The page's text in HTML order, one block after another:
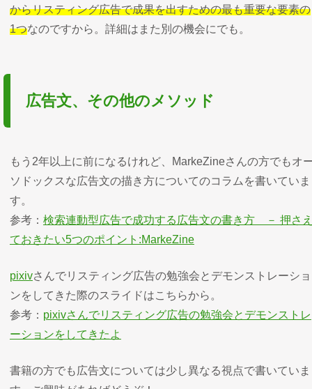
からリスティング広告で成果を出すための最も重要な要素の
1つなのですから。詳細はまた別の機会にでも。
広告文、その他のメソッド
もう2年以上に前になるけれど、MarkeZineさんの方でもオ
ソドックスな広告文の描き方についてのコラムを書いていま
す。
参考： 検索連動型広告で成功する広告文の書き方 － 押さ
ておきたい5つのポイント:MarkeZine
pixivさんでリスティング広告の勉強会とデモンストレーショ
ンをしてきた際のスライドはこちらから。
参考： pixivさんでリスティング広告の勉強会とデモンストレ
ーションをしてきたよ
書籍の方でも広告文については少し異なる視点で書いていま